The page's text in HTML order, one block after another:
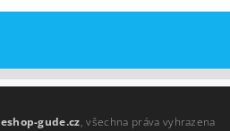
eshop-gude.cz, všechna práva vyhrazena